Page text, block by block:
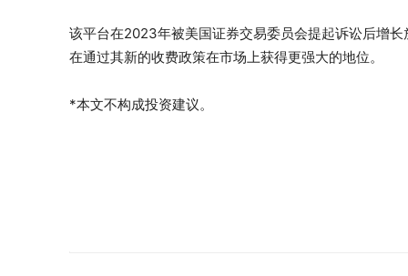
该平台在2023年被美国证券交易委员会提起诉讼后增
在通过其新的收费政策在市场上获得更强大的地位。
*本文不构成投资建议。